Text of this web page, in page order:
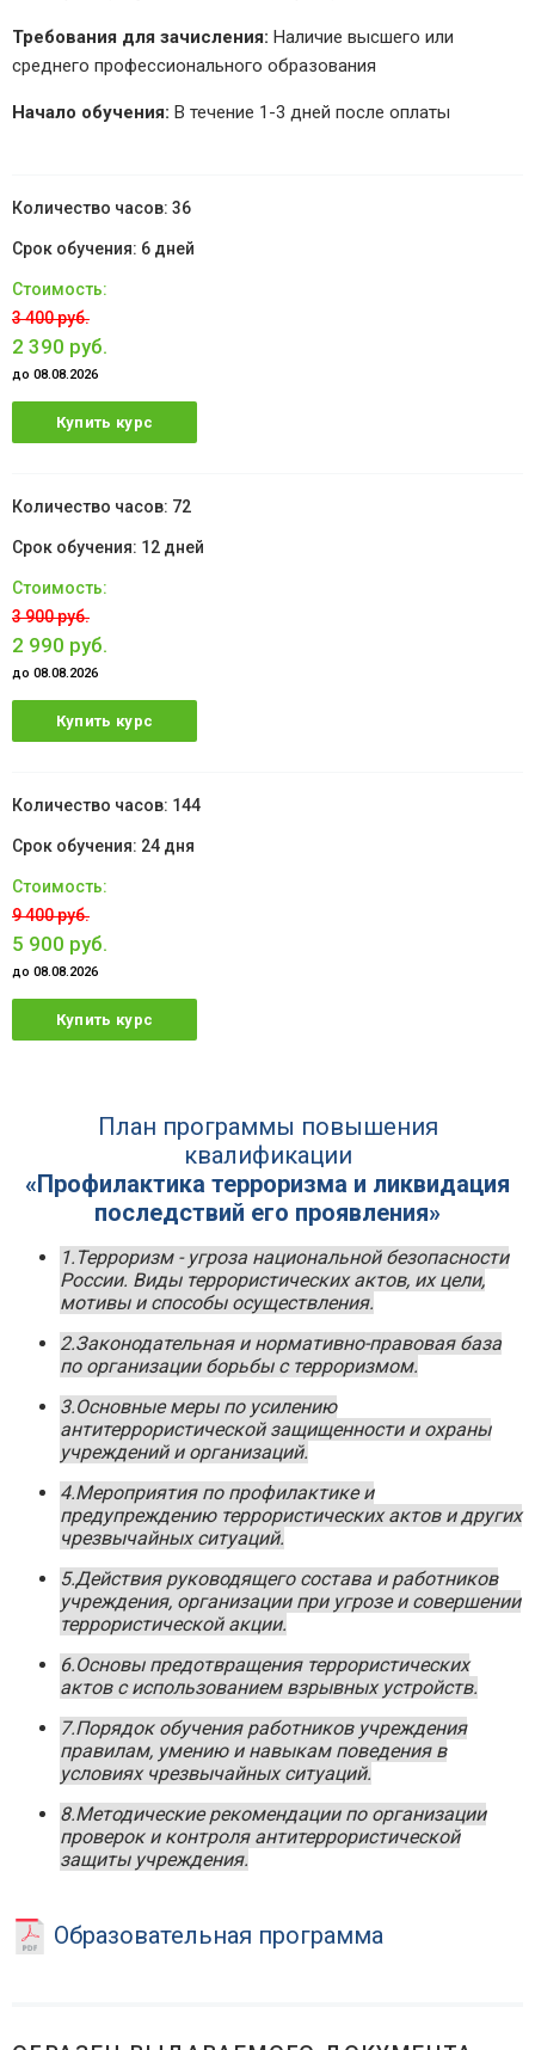
Требования для зачисления: Наличие высшего или
среднего профессионального образования
Начало обучения: В течение 1-3 дней после оплаты
36
6 дней
3 400 руб.
2 390 руб.
до 08.08.2026
Купить курс
72
12 дней
3 900 руб.
2 990 руб.
до 08.08.2026
Купить курс
144
24 дня
9 400 руб.
5 900 руб.
до 08.08.2026
Купить курс
План программы повышения
квалификации
«Профилактика терроризма и ликвидация
последствий его проявления»
1.Терроризм - угроза национальной безопасности
России. Виды террористических актов, их цели,
мотивы и способы осуществления.
2.Законодательная и нормативно-правовая база
по организации борьбы с терроризмом.
3.Основные меры по усилению
антитеррористической защищенности и охраны
учреждений и организаций.
4.Мероприятия по профилактике и
предупреждению террористических актов и других
чрезвычайных ситуаций.
5.Действия руководящего состава и работников
учреждения, организации при угрозе и совершении
террористической акции.
6.Основы предотвращения террористических
актов с использованием взрывных устройств.
7.Порядок обучения работников учреждения
правилам, умению и навыкам поведения в
условиях чрезвычайных ситуаций.
8.Методические рекомендации по организации
проверок и контроля антитеррористической
защиты учреждения.
Образовательная программа